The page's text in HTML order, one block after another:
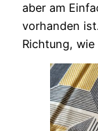
aber am
vorhanden
Richtung, wie